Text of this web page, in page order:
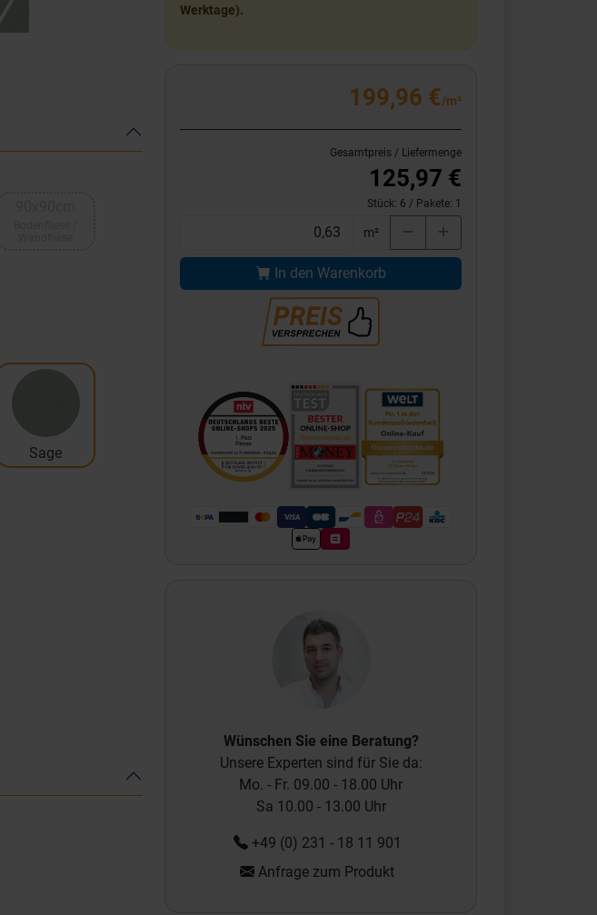
Sage
Werktage).
199,96 €/m²
Gesamtpreis / Liefermenge
125,97 €
Stück: 6 / Pakete: 1
m²
In den Warenkorb
Wünschen Sie eine Beratung?
Unsere Experten sind für Sie da:
Mo. - Fr. 09.00 - 18.00 Uhr
Sa 10.00 - 13.00 Uhr
+49 (0) 231 - 18 11 901
Anfrage zum Produkt